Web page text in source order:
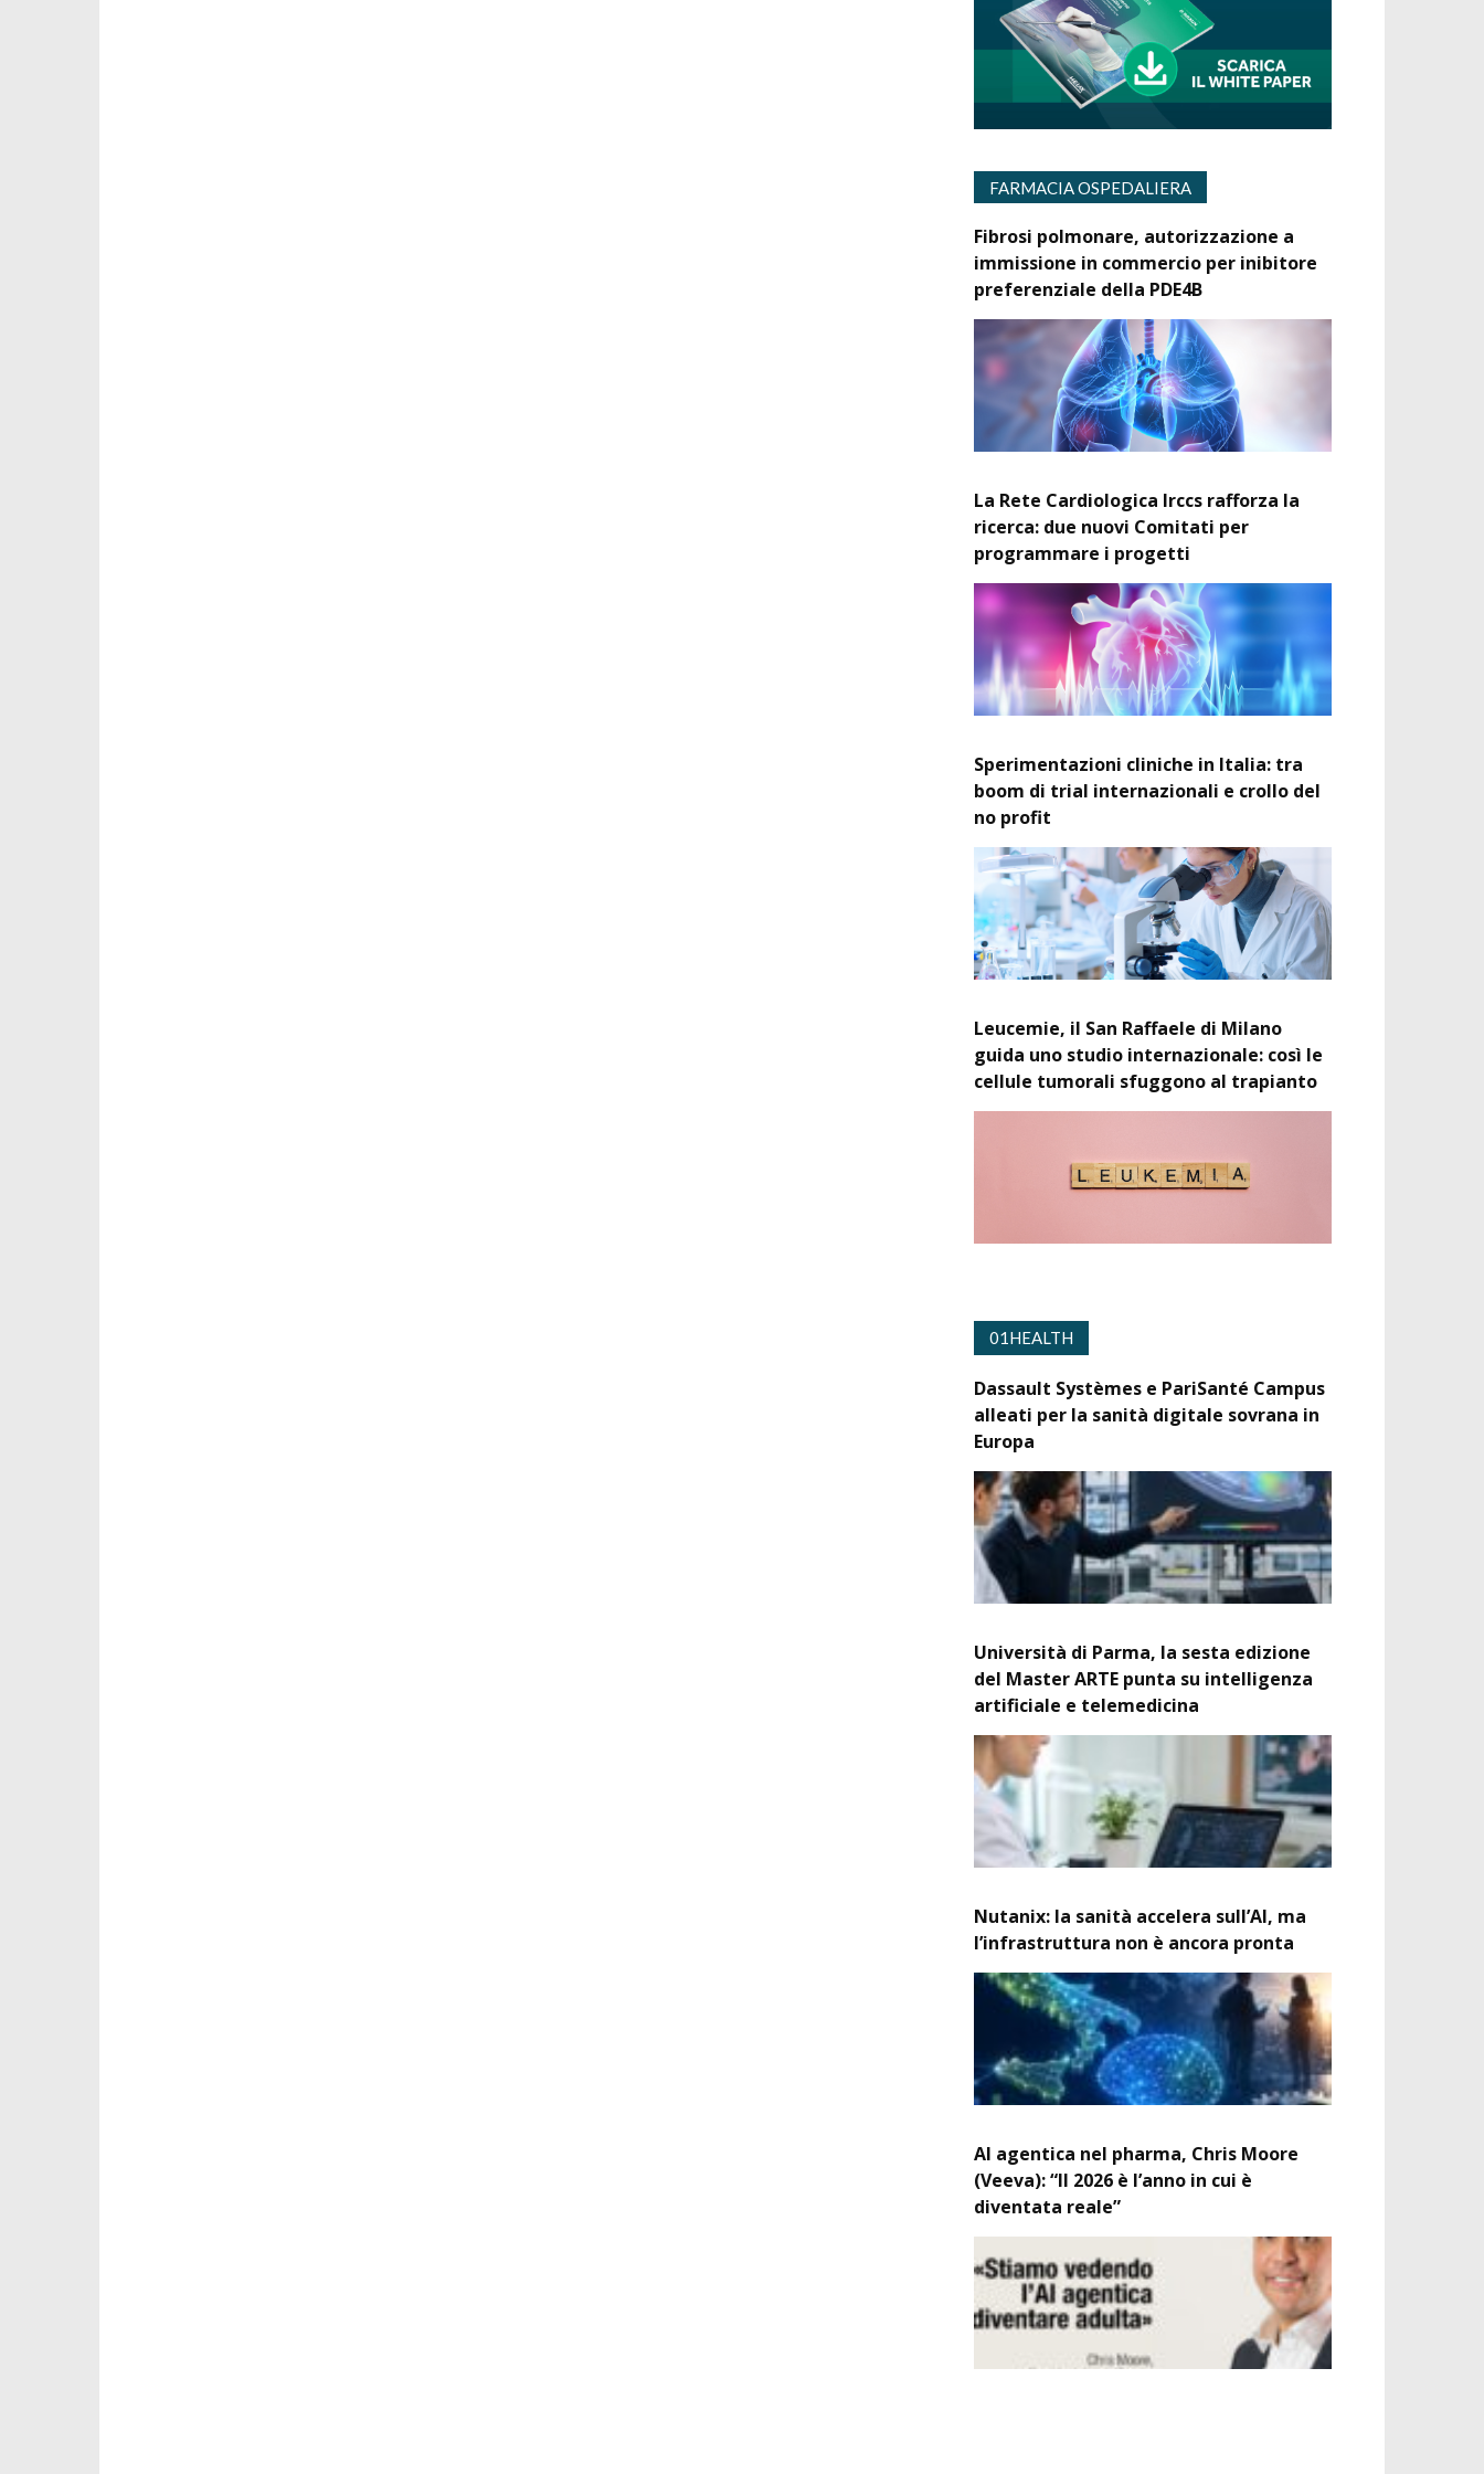
FARMACIA OSPEDALIERA
Fibrosi polmonare, autorizzazione a
immissione in commercio per inibitore
preferenziale della PDE4B
La Rete Cardiologica Irccs rafforza la
ricerca: due nuovi Comitati per
programmare i progetti
Sperimentazioni cliniche in Italia: tra
boom di trial internazionali e crollo del
no profit
Leucemie, il San Raffaele di Milano
guida uno studio internazionale: così le
cellule tumorali sfuggono al trapianto
01HEALTH
Dassault Systèmes e PariSanté Campus
alleati per la sanità digitale sovrana in
Europa
Università di Parma, la sesta edizione
del Master ARTE punta su intelligenza
artificiale e telemedicina
Nutanix: la sanità accelera sull’AI, ma
l’infrastruttura non è ancora pronta
AI agentica nel pharma, Chris Moore
(Veeva): “Il 2026 è l’anno in cui è
diventata reale”